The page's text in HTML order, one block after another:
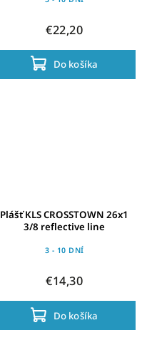
€22,20
Do košíka
Plášť KLS CROSSTOWN 26x1
3/8 reflective line
3 - 10 DNÍ
€14,30
Do košíka